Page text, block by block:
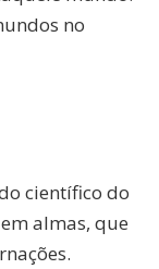
no
científico do
almas, que